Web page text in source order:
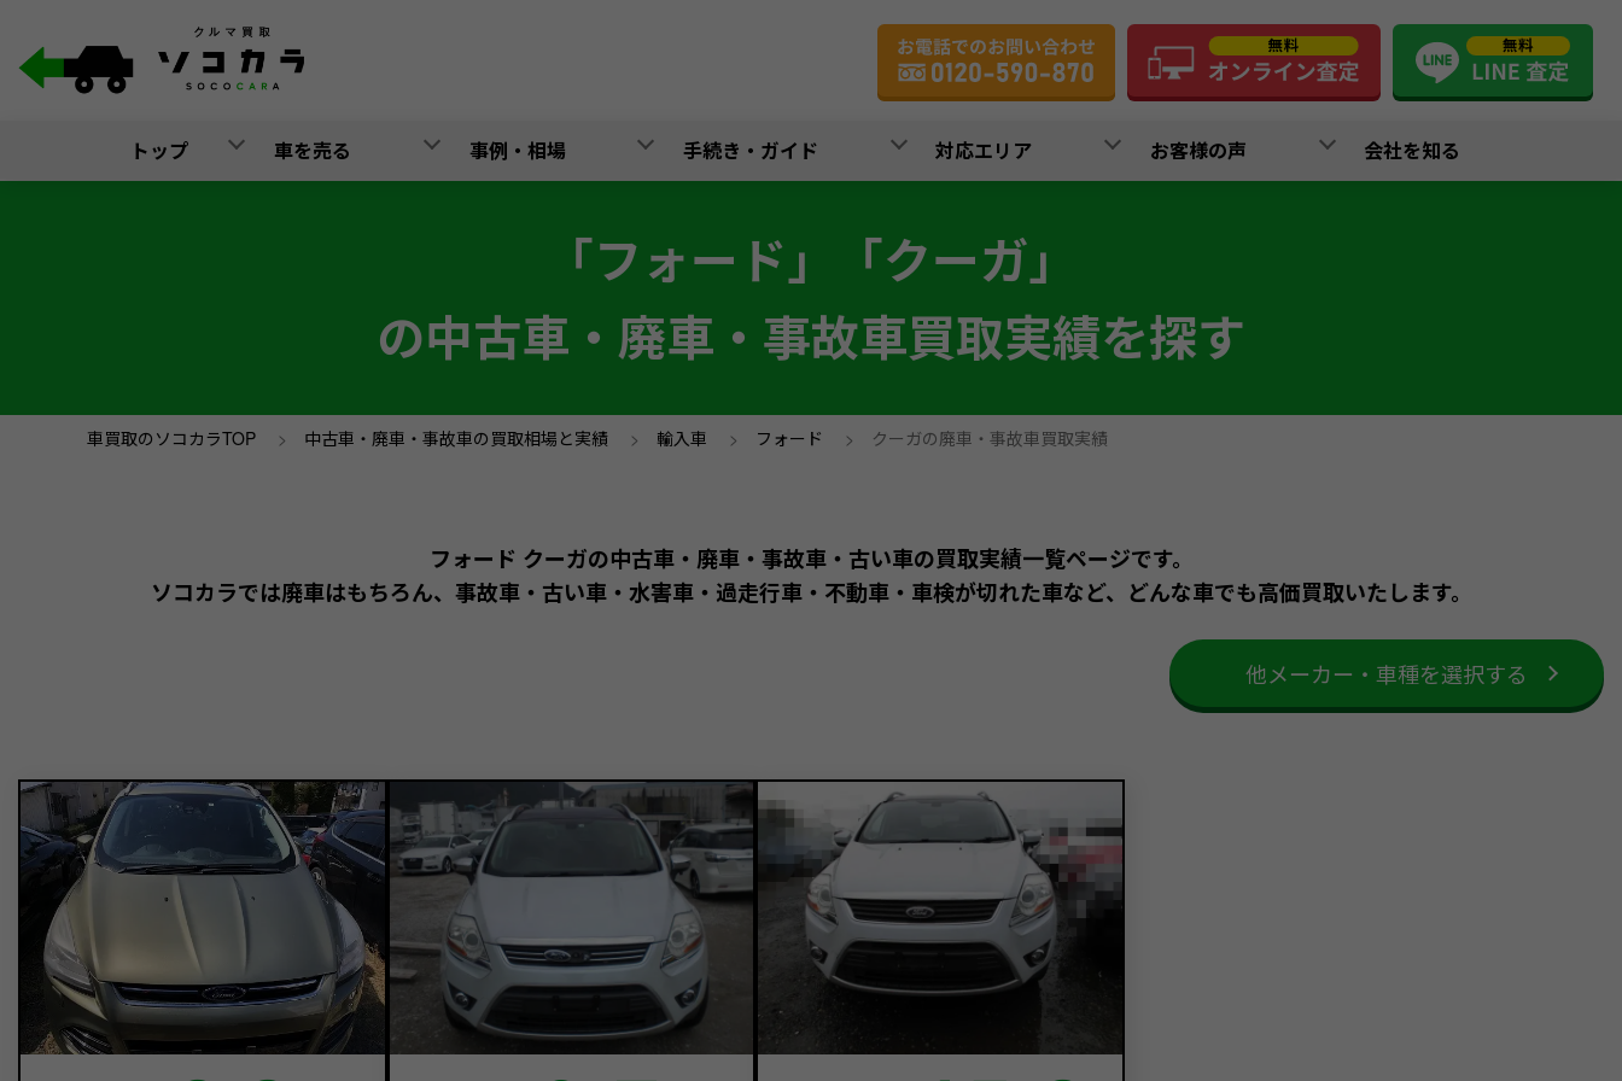
トップ 車を売る 事例・相場 手続き・ガイド 対応エリア お客様の声 会社を知る
「フォード」「クーガ」
の中古車・廃車・事故車買取実績を探す
車買取のソコカラTOP > 中古車・廃車・事故車の買取相場と実績 > 輸入車 > フォード > クーガの廃車・事故車買取実績
フォード クーガの中古車・廃車・事故車・古い車の買取実績一覧ページです。
ソコカラでは廃車はもちろん、事故車・古い車・水害車・過走行車・不動車・車検が切れた車など、どんな車でも高価買取いたします。
他メーカー・車種を選択する